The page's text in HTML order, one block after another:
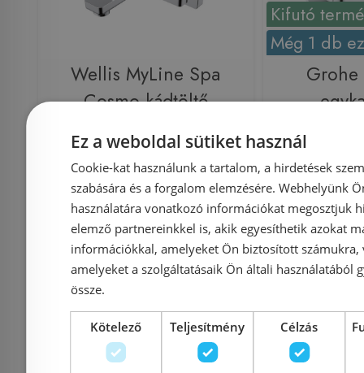
Wellis MyLine Spa
Cosmo kádtöltő
csaptelep ACS0204
Azonosító: 165844
Cikkszám: ACS0204
54 900 Ft 52 150 Ft
Kosárba
Kifutó
Még 1 db
Grohe
Ez a weboldal sütiket használ
Cookie-kat használunk a tartalom, a hirdetések
szabására és a forgalom elemzésére. Webhelyünk
használatára vonatkozó információkat megosztjuk
elemző partnereinkkel is, akik egyesíthetik azokat
információkkal, amelyeket Ön biztosított számukra,
amelyeket a szolgáltatásaik Ön általi használatából
össze.
Kötelező Teljesítmény Célzás